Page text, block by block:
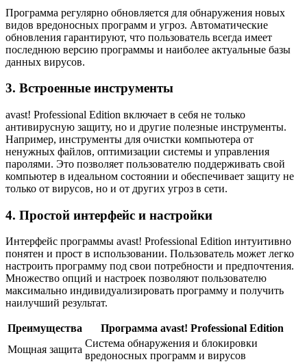
Программа регулярно обновляется для обнаружения новых
видов вредоносных программ и угроз. Автоматические
обновления гарантируют, что пользователь всегда имеет
последнюю версию программы и наиболее актуальные базы
данных вирусов.
3. Встроенные инструменты
avast! Professional Edition включает в себя не только
антивирусную защиту, но и другие полезные инструменты.
Например, инструменты для очистки компьютера от
ненужных файлов, оптимизации системы и управления
паролями. Это позволяет пользователю поддерживать свой
компьютер в идеальном состоянии и обеспечивает защиту не
только от вирусов, но и от других угроз в сети.
4. Простой интерфейс и настройки
Интерфейс программы avast! Professional Edition интуитивно
понятен и прост в использовании. Пользователь может легко
настроить программу под свои потребности и предпочтения.
Множество опций и настроек позволяют пользователю
максимально индивидуализировать программу и получить
наилучший результат.
Преимущества
Программа avast! Professional Edition
Мощная защита
Система обнаружения и блокировки
вредоносных программ и вирусов